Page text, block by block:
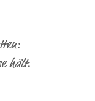
hält.